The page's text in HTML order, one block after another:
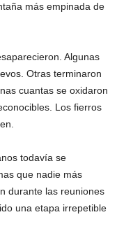
más empinada de
Algunas
Otras terminaron
cuantas se oxidaron
Los fierros
todavía se
que nadie más
durante las reuniones
una etapa irrepetible